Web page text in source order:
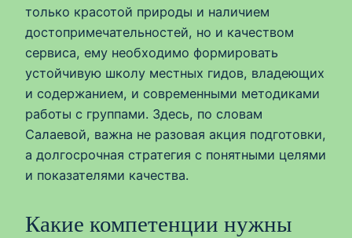
только красотой природы и наличием
достопримечательностей, но и качеством
сервиса, ему необходимо формировать
устойчивую школу местных гидов, владеющих
и содержанием, и современными методиками
работы с группами. Здесь, по словам
Салаевой, важна не разовая акция подготовки,
а долгосрочная стратегия с понятными целями
и показателями качества.
Какие компетенции нужны